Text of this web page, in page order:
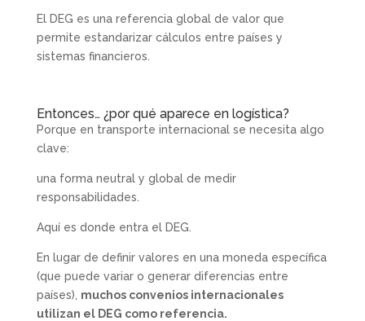
El DEG es una referencia global de valor que
permite estandarizar cálculos entre países y
sistemas financieros.
Entonces… ¿por qué aparece en logística?
Porque en transporte internacional se necesita algo
clave:
una forma neutral y global de medir
responsabilidades.
Aquí es donde entra el DEG.
En lugar de definir valores en una moneda específica
(que puede variar o generar diferencias entre
países), muchos convenios internacionales
utilizan el DEG como referencia.